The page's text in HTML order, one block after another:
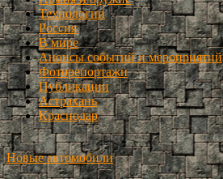
Технологии
Россия
В мире
Анонсы событий и мероприятий
Фоторепортажи
Публикации
Астрахань
Краснодар
Новые автомобили